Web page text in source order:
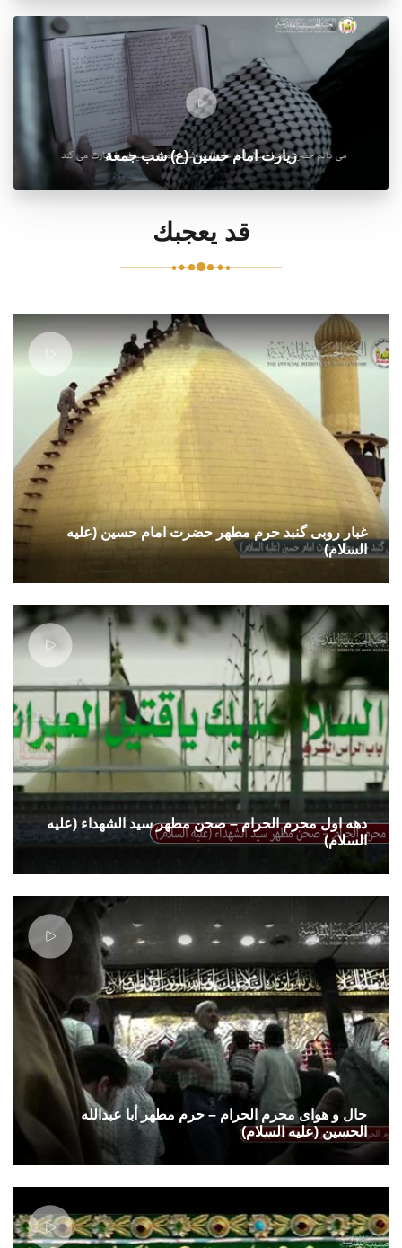
زيارت امام حسين (ع) شب جمعة
قد يعجبك
غبار روبی گنبد حرم مطهر حضرت امام حسین (علیه
السلام)
دهه اول محرم الحرام – صحن مطهر سید الشهداء (علیه
السلام)
حال و هوای محرم الحرام – حرم مطهر أبا عبدالله
الحسین (علیه السلام)